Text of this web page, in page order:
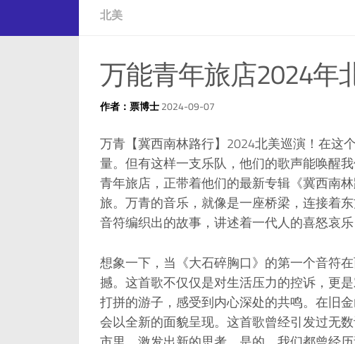
北美
万能青年旅店2024年
作者：票博士2024-09-07
万青【冀西南林路行】2024北美巡演！在这
量。但有这样一支乐队，他们的歌声能唤醒
青年旅店，正带着他们的最新专辑《冀西南
旅。万青的音乐，就像是一座桥梁，连接着
音符编织出的故事，讲述着一代人的喜怒哀
想象一下，当《大石碎胸口》的第一个音符
撼。这首歌不仅仅是对生活压力的控诉，更
打拼的游子，感受到内心深处的共鸣。在旧
会以全新的面貌呈现。这首歌曾经引发过无